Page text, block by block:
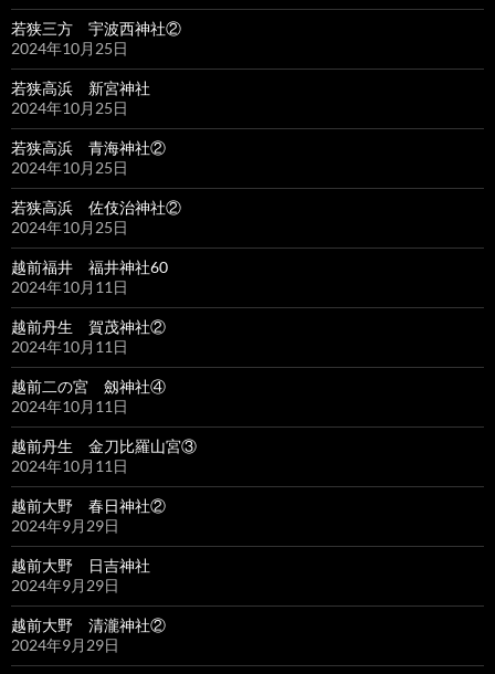
若狭三方 宇波西神社②
2024年10月25日
若狭高浜 新宮神社
2024年10月25日
若狭高浜 青海神社②
2024年10月25日
若狭高浜 佐伎治神社②
2024年10月25日
越前福井 福井神社60
2024年10月11日
越前丹生 賀茂神社②
2024年10月11日
越前二の宮 劔神社④
2024年10月11日
越前丹生 金刀比羅山宮③
2024年10月11日
越前大野 春日神社②
2024年9月29日
越前大野 日吉神社
2024年9月29日
越前大野 清瀧神社②
2024年9月29日